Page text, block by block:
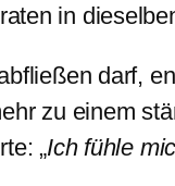
in
darf,
zu einem
„Ich fühle